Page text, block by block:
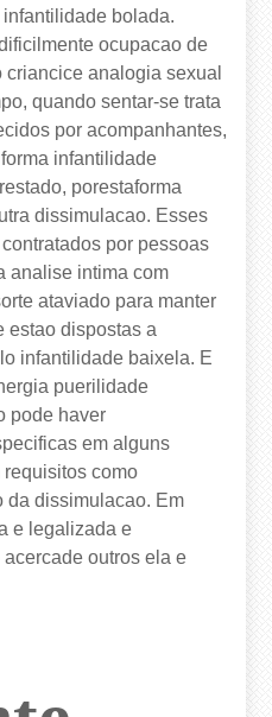
bolada.
ocupacao de
analogia sexual
quando sentar-se trata
por acompanhantes,
infantilidade
porestaforma
dissimulacao. Esses
por pessoas
analise intima com
ataviado para manter
estao dispostas a
infantilidade baixela. E
puerilidade
pode haver
em alguns
como
da dissimulacao. Em
e legalizada e
outros ela e